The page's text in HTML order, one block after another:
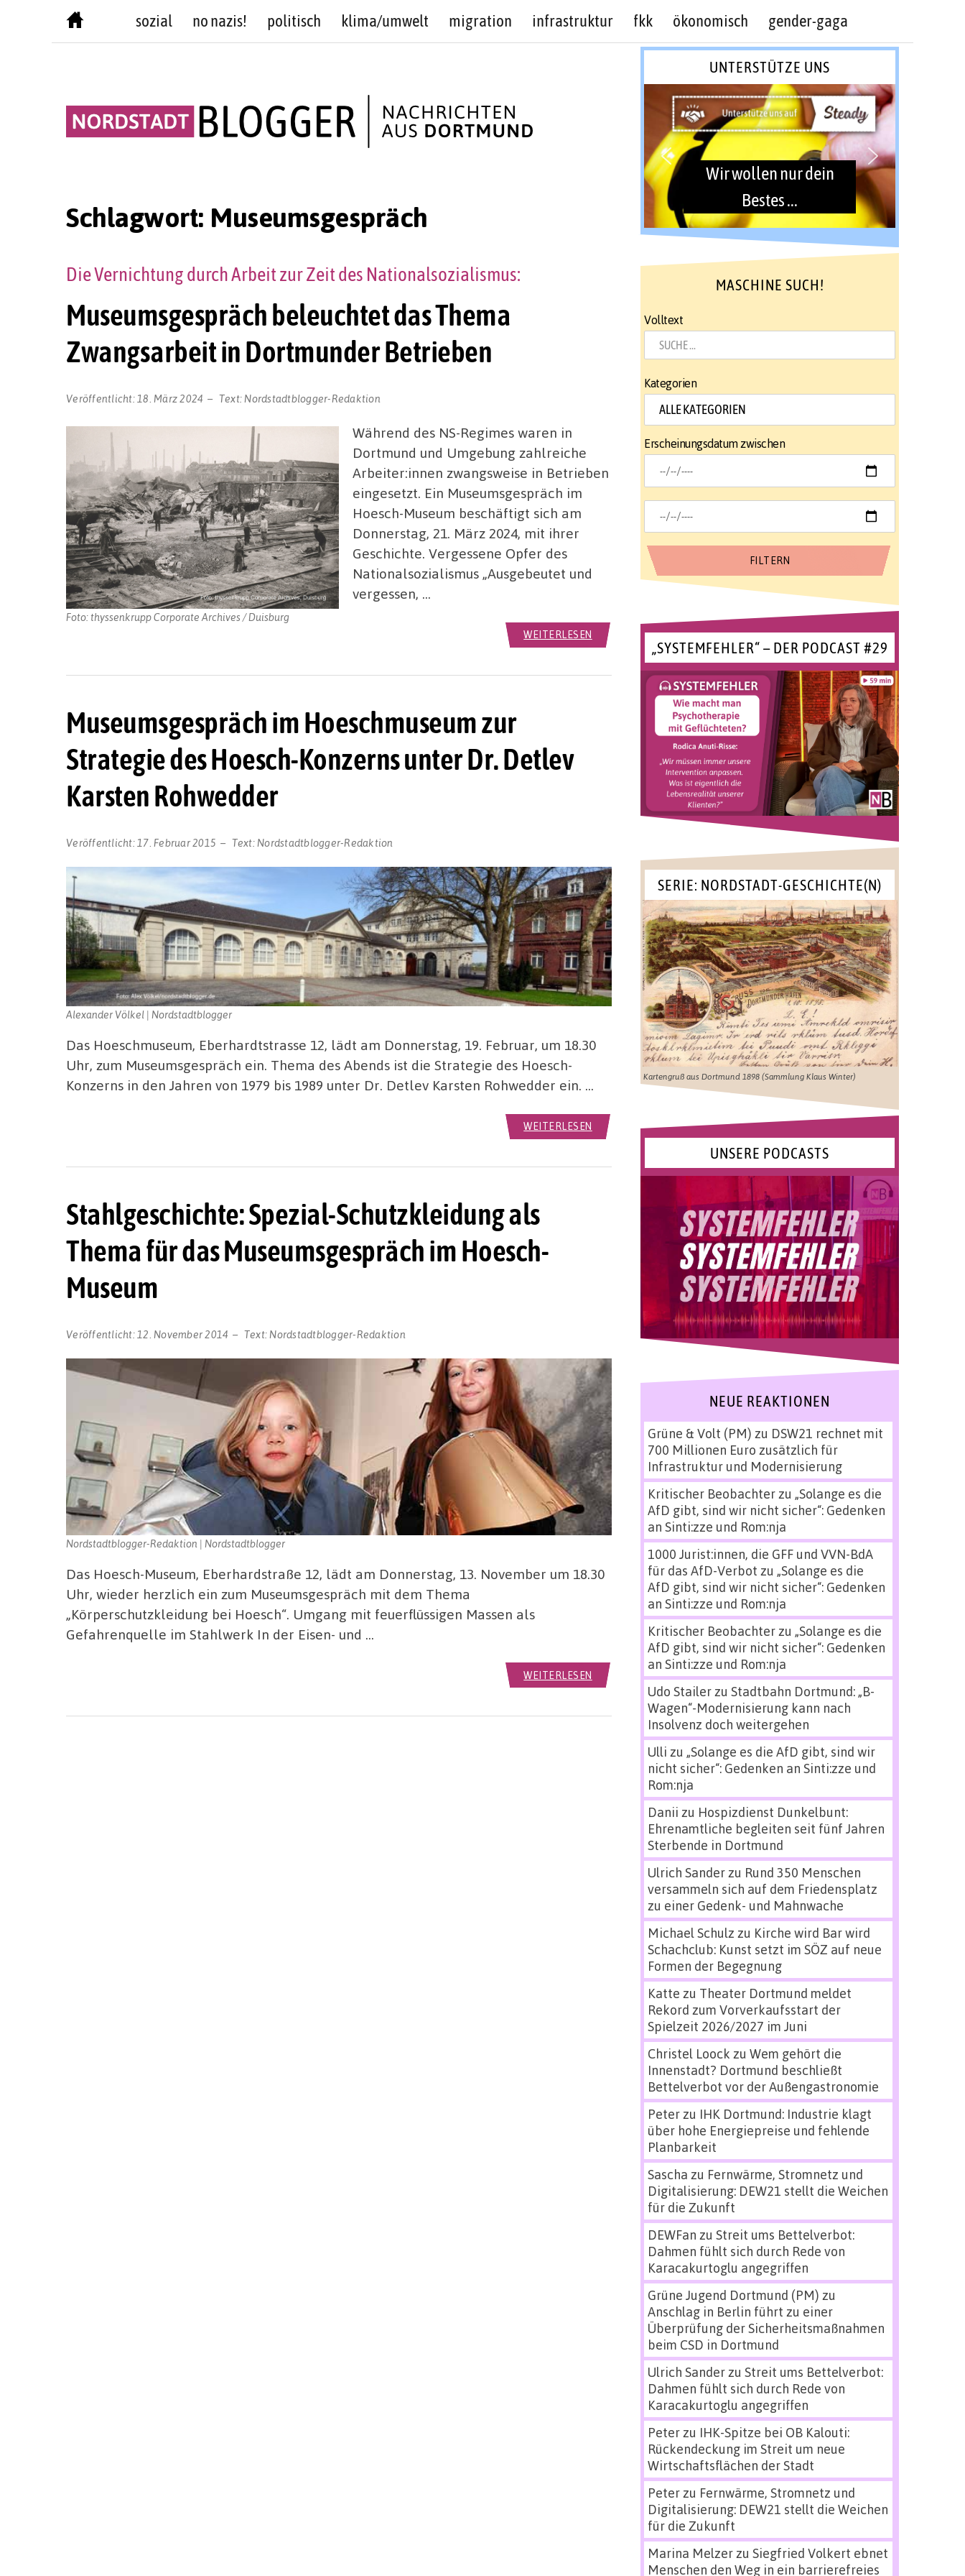
sozial no nazis! politisch klima/umwelt migration infrastruktur fkk ökonomisch gender-gaga
Schlagwort: Museumsgespräch
Museumsgespräch beleuchtet das Thema
Zwangsarbeit in Dortmunder Betrieben
Die Vernichtung durch Arbeit zur Zeit des Nationalsozialismus:
Veröffentlicht: 18. März 2024 Text: Nordstadtblogger-Redaktion
Foto: thyssenkrupp Corporate Archives / Duisburg
Während des NS-Regimes waren in
Dortmund und Umgebung zahlreiche
Arbeiter:innen zwangsweise in Betrieben
eingesetzt. Ein Museumsgespräch im
Hoesch-Museum beschäftigt sich am
Donnerstag, 21. März 2024, mit ihrer
Geschichte. Vergessene Opfer des
Nationalsozialismus „Ausgebeutet und
vergessen, …
WEITERLESEN
Museumsgespräch im Hoeschmuseum zur
Strategie des Hoesch-Konzerns unter Dr. Detlev
Karsten Rohwedder
Veröffentlicht: 17. Februar 2015 Text: Nordstadtblogger-Redaktion
Alexander Völkel | Nordstadtblogger
Das Hoeschmuseum, Eberhardtstrasse 12, lädt am Donnerstag, 19. Februar, um 18.30
Uhr, zum Museumsgespräch ein. Thema des Abends ist die Strategie des Hoesch-
Konzerns in den Jahren von 1979 bis 1989 unter Dr. Detlev Karsten Rohwedder ein. …
WEITERLESEN
Stahlgeschichte: Spezial-Schutzkleidung als
Thema für das Museumsgespräch im Hoesch-
Museum
Veröffentlicht: 12. November 2014 Text: Nordstadtblogger-Redaktion
Nordstadtblogger-Redaktion | Nordstadtblogger
Das Hoesch-Museum, Eberhardstraße 12, lädt am Donnerstag, 13. November um 18.30
Uhr, wieder herzlich ein zum Museumsgespräch mit dem Thema
„Körperschutzkleidung bei Hoesch“. Umgang mit feuerflüssigen Massen als
Gefahrenquelle im Stahlwerk In der Eisen- und …
WEITERLESEN
UNTERSTÜTZE UNS
Wir wollen nur dein
Bestes ...
MASCHINE SUCH!
Volltext
Kategorien
Erscheinungsdatum zwischen
„SYSTEMFEHLER“ – DER PODCAST #29
SERIE: NORDSTADT-GESCHICHTE(N)
Kartengruß aus Dortmund 1898 (Sammlung Klaus Winter)
UNSERE PODCASTS
NEUE REAKTIONEN
Grüne & Volt (PM) zu DSW21 rechnet mit
700 Millionen Euro zusätzlich für
Infrastruktur und Modernisierung
Kritischer Beobachterzu „Solange es die
AfD gibt, sind wir nicht sicher“: Gedenken
an Sinti:zze und Rom:nja
1000 Jurist:innen, die GFF und VVN-BdA
für das AfD-Verbot zu „Solange es die
AfD gibt, sind wir nicht sicher“: Gedenken
an Sinti:zze und Rom:nja
Kritischer Beobachterzu „Solange es die
AfD gibt, sind wir nicht sicher“: Gedenken
an Sinti:zze und Rom:nja
Udo Stailerzu Stadtbahn Dortmund: „B-
Wagen“-Modernisierung kann nach
Insolvenz doch weitergehen
Ulli zu „Solange es die AfD gibt, sind wir
nicht sicher“: Gedenken an Sinti:zze und
Rom:nja
Danii zu Hospizdienst Dunkelbunt:
Ehrenamtliche begleiten seit fünf Jahren
Sterbende in Dortmund
Ulrich Sanderzu Rund 350 Menschen
versammeln sich auf dem Friedensplatz
zu einer Gedenk- und Mahnwache
Michael Schulz zu Kirche wird Bar wird
Schachclub: Kunst setzt im SÖZ auf neue
Formen der Begegnung
Katte zu Theater Dortmund meldet
Rekord zum Vorverkaufsstart der
Spielzeit 2026/2027 im Juni
Christel Loock zu Wem gehört die
Innenstadt? Dortmund beschließt
Bettelverbot vor der Außengastronomie
Peterzu IHK Dortmund: Industrie klagt
über hohe Energiepreise und fehlende
Planbarkeit
Sascha zu Fernwärme, Stromnetz und
Digitalisierung: DEW21 stellt die Weichen
für die Zukunft
DEWFan zu Streit ums Bettelverbot:
Dahmen fühlt sich durch Rede von
Karacakurtoglu angegriffen
Grüne Jugend Dortmund (PM) zu
Anschlag in Berlin führt zu einer
Überprüfung der Sicherheitsmaßnahmen
beim CSD in Dortmund
Ulrich Sanderzu Streit ums Bettelverbot:
Dahmen fühlt sich durch Rede von
Karacakurtoglu angegriffen
Peterzu IHK-Spitze bei OB Kalouti:
Rückendeckung im Streit um neue
Wirtschaftsflächen der Stadt
Peterzu Fernwärme, Stromnetz und
Digitalisierung: DEW21 stellt die Weichen
für die Zukunft
Marina Melzerzu Siegfried Volkert ebnet
Menschen den Weg in ein barrierefreies